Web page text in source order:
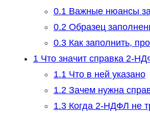
0.1Важные нюансы
0.2Образец
0.3Как заполнить,
1Что значит справка 2-
1.1Что в ней указано
1.2Зачем нужна
1.3Когда 2-НДФЛ не